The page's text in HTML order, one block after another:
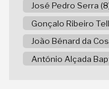
José Pedro Serra
Gonçalo Ribeiro
João Bénard da
António Alçada